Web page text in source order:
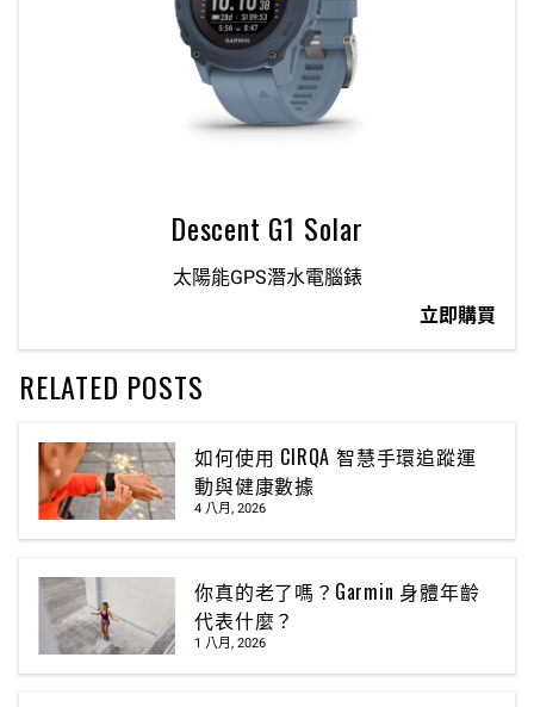
Descent G1 Solar
太陽能GPS潛水電腦錶
立即購買
RELATED POSTS
如何使用 CIRQA 智慧手環追蹤運
動與健康數據
4 八月, 2026
你真的老了嗎？Garmin 身體年齡
代表什麼？
1 八月, 2026